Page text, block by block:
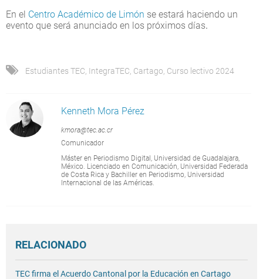
En el Centro Académico de Limón se estará haciendo un
evento que será anunciado en los próximos días.
Estudiantes TEC IntegraTEC Cartago Curso lectivo 2024
Kenneth Mora Pérez
kmora@tec.ac.cr
Comunicador
Máster en Periodismo Digital, Universidad de Guadalajara,
México. Licenciado en Comunicación, Universidad Federada
de Costa Rica y Bachiller en Periodismo, Universidad
Internacional de las Américas.
RELACIONADO
TEC firma el Acuerdo Cantonal por la Educación en Cartago